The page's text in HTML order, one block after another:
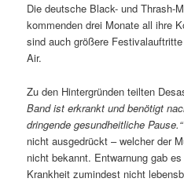
Die deutsche Black- und Thrash-
kommenden drei Monate all ihre
sind auch größere
Air.
Zu den Hintergründen teilten
Band ist erkrankt und benötigt
dringende gesundheitliche Pause.“
nicht ausgedrückt – welcher der
nicht bekannt. Entwarnung gab
Krankheit zumindest nicht